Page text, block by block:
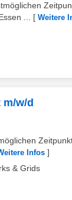
...
[ Weitere
w/d
Infos ]
& Grids